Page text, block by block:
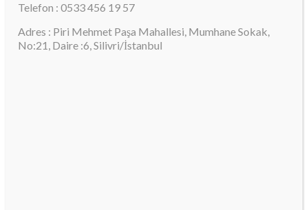
Telefon : 0533 456 19 57
Adres : Piri Mehmet Paşa Mahallesi, Mumhane Sokak,
No:21, Daire :6, Silivri/İstanbul